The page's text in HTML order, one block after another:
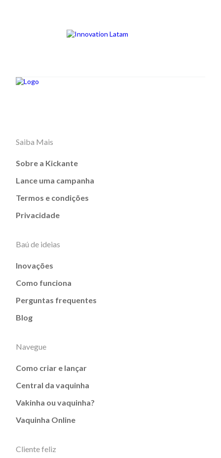
Saiba Mais
Sobre a Kickante
Lance uma campanha
Termos e condições
Privacidade
Baú de ideias
Inovações
Como funciona
Perguntas frequentes
Blog
Navegue
Como criar e lançar
Central da vaquinha
Vakinha ou vaquinha?
Vaquinha Online
Cliente feliz